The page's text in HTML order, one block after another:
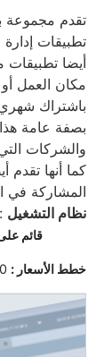
تطبيقات إدارة
أيضا تطبيقات
مكان العمل
باشتراك
بصفة عامة
والشركات
كما أنها تقدم
المشاركة في
نظام التشغيل: Windows , Web
قائم
خطط الأسعار :570 دولارًا